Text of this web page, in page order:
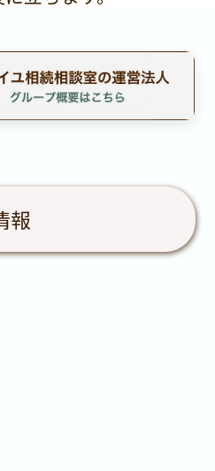
✕10%（税込
続人の数-1）
報